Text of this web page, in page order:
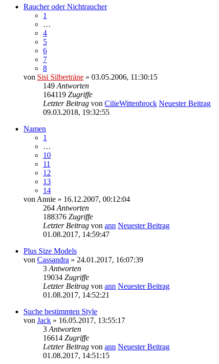
Raucher oder Nichtraucher
1
…
4
5
6
7
8
von Sisi Silberträne » 03.05.2006, 11:30:15
149 Antworten
164119 Zugriffe
Letzter Beitrag von CilieWittenbrock Neuester Beitrag
09.03.2018, 19:32:55
Namen
1
…
10
11
12
13
14
von Annie » 16.12.2007, 00:12:04
264 Antworten
188376 Zugriffe
Letzter Beitrag von ann Neuester Beitrag
01.08.2017, 14:59:47
Plus Size Models
von Cassandra » 24.01.2017, 16:07:39
3 Antworten
19034 Zugriffe
Letzter Beitrag von ann Neuester Beitrag
01.08.2017, 14:52:21
Suche bestimmten Style
von Jack » 16.05.2017, 13:55:17
3 Antworten
16614 Zugriffe
Letzter Beitrag von ann Neuester Beitrag
01.08.2017, 14:51:15